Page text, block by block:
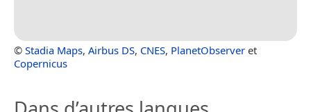
© Stadia Maps, Airbus DS, CNES, PlanetObserver et
Copernicus